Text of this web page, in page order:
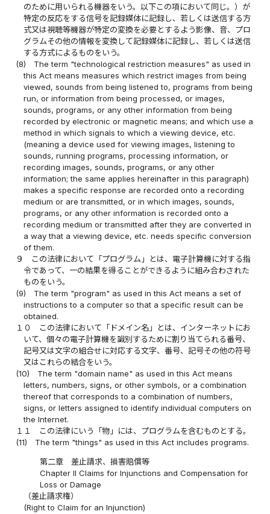
のために用いられる機器をいう。以下この項において同じ。）が
特定の反応をする信号を記録媒体に記録し、若しくは送信する方
式又は視聴等機器が特定の変換を必要とするよう影像、音、プロ
グラムその他の情報を変換して記録媒体に記録し、若しくは送信
する方式によるものをいう。
(8)
The term "technological restriction measures" as used in
this Act means measures which restrict images from being
viewed, sounds from being listened to, programs from being
run, or information from being processed, or images,
sounds, programs, or any other information from being
recorded by electronic or magnetic means; and which use a
method in which signals to which a viewing device, etc.
(meaning a device used for viewing images, listening to
sounds, running programs, processing information, or
recording images, sounds, programs, or any other
information; the same applies hereinafter in this paragraph)
makes a specific response are recorded onto a recording
medium or are transmitted, or in which images, sounds,
programs, or any other information is recorded onto a
recording medium or transmitted after they are converted in
a way that a viewing device, etc. needs specific conversion
of them.
９
この法律において「プログラム」とは、電子計算機に対する指
令であって、一の結果を得ることができるように組み合わされた
ものをいう。
(9)
The term "program" as used in this Act means a set of
instructions to a computer so that a specific result can be
obtained.
１０
この法律において「ドメイン名」とは、インターネットにお
いて、個々の電子計算機を識別するために割り当てられる番号、
記号又は文字の組合せに対応する文字、番号、記号その他の符号
又はこれらの結合をいう。
(10)
The term "domain name" as used in this Act means
letters, numbers, signs, or other symbols, or a combination
thereof that corresponds to a combination of numbers,
signs, or letters assigned to identify individual computers on
the Internet.
１１
この法律にいう「物」には、プログラムを含むものとする。
(11)
The term "things" as used in this Act includes programs.
第二章 差止請求、損害賠償等
Chapter II Claims for Injunctions and Compensation for
Loss or Damage
（差止請求権）
(Right to Claim for an Injunction)